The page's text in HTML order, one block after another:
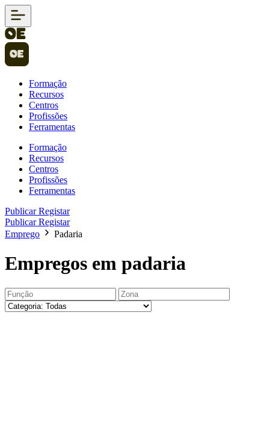
Formação
Recursos
Centros
Profissões
Ferramentas
Formação
Recursos
Centros
Profissões
Ferramentas
PublicarRegistar
PublicarRegistar
Emprego
Padaria
Empregos em padaria